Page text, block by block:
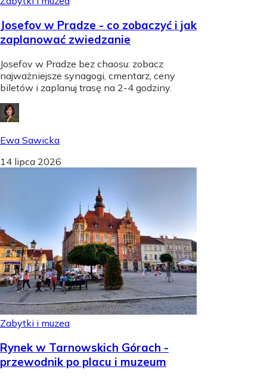
Josefov w Pradze - co zobaczyć i jak
zaplanować zwiedzanie
Josefov w Pradze bez chaosu: zobacz
najważniejsze synagogi, cmentarz, ceny
biletów i zaplanuj trasę na 2-4 godziny.
Ewa Sawicka
14 lipca 2026
Zabytki i muzea
Rynek w Tarnowskich Górach -
przewodnik po placu i muzeum